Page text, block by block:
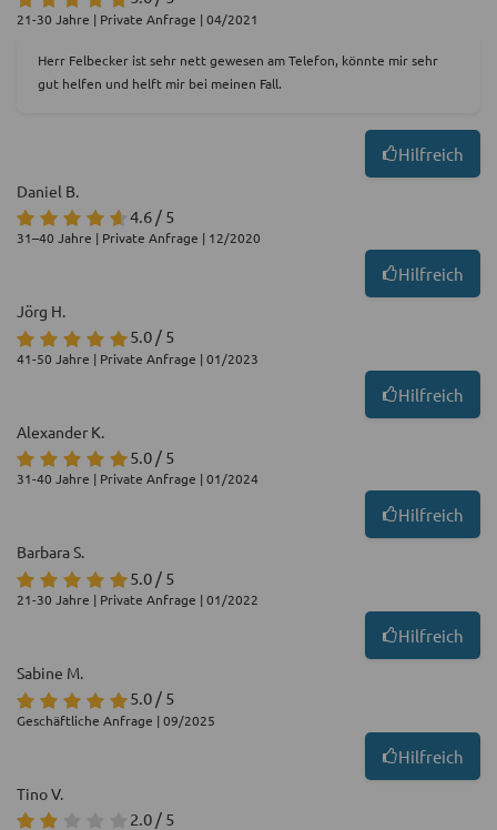
21-30 Jahre | Private Anfrage | 04/2021
Herr Felbecker ist sehr nett gewesen am Telefon, könnte mir sehr
gut helfen und helft mir bei meinen Fall.
Hilfreich
Daniel B.
4.6 / 5
31–40 Jahre | Private Anfrage | 12/2020
Hilfreich
Jörg H.
5.0 / 5
41-50 Jahre | Private Anfrage | 01/2023
Hilfreich
Alexander K.
5.0 / 5
31-40 Jahre | Private Anfrage | 01/2024
Hilfreich
Barbara S.
5.0 / 5
21-30 Jahre | Private Anfrage | 01/2022
Hilfreich
Sabine M.
5.0 / 5
Geschäftliche Anfrage | 09/2025
Hilfreich
Tino V.
2.0 / 5